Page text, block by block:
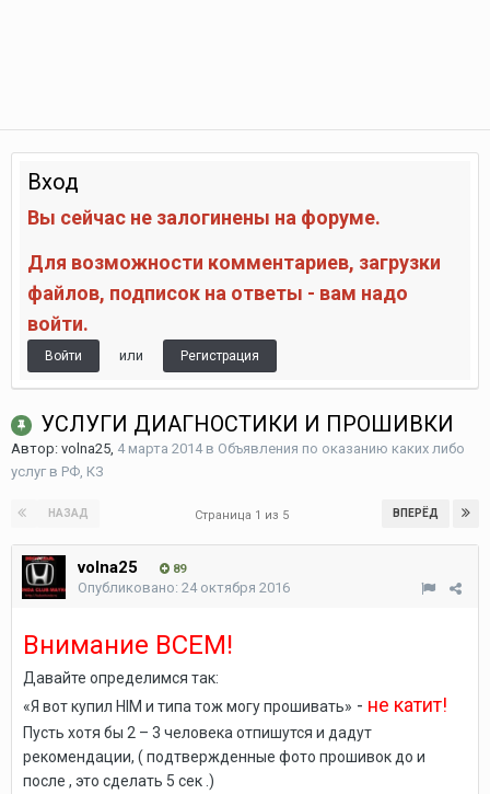
Вход
Вы сейчас не залогинены на форуме.
Для возможности комментариев, загрузки
файлов, подписок на ответы - вам надо
войти.
Войти или Регистрация
УСЛУГИ ДИАГНОСТИКИ И ПРОШИВКИ
Автор: volna25, 4 марта 2014в Объявления по оказанию каких либо
услуг в РФ, КЗ
НАЗАД ВПЕРЁД
Страница 1 из 5
volna25 89
Опубликовано: 24 октября 2016
Внимание ВСЕМ!
Давайте определимся так:
«Я вот купил HIM и типа тож могу прошивать» - не катит!
Пусть хотя бы 2 – 3 человека отпишутся и дадут
рекомендации, ( подтвержденные фото прошивок до и
после , это сделать 5 сек .)